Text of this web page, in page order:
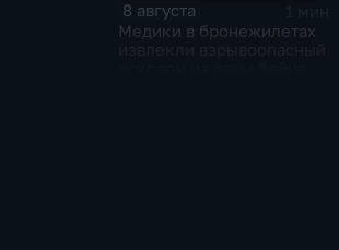
8 августа
Медики в бронежилетах